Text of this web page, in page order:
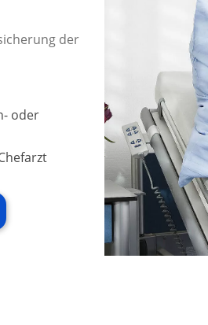
der
oder